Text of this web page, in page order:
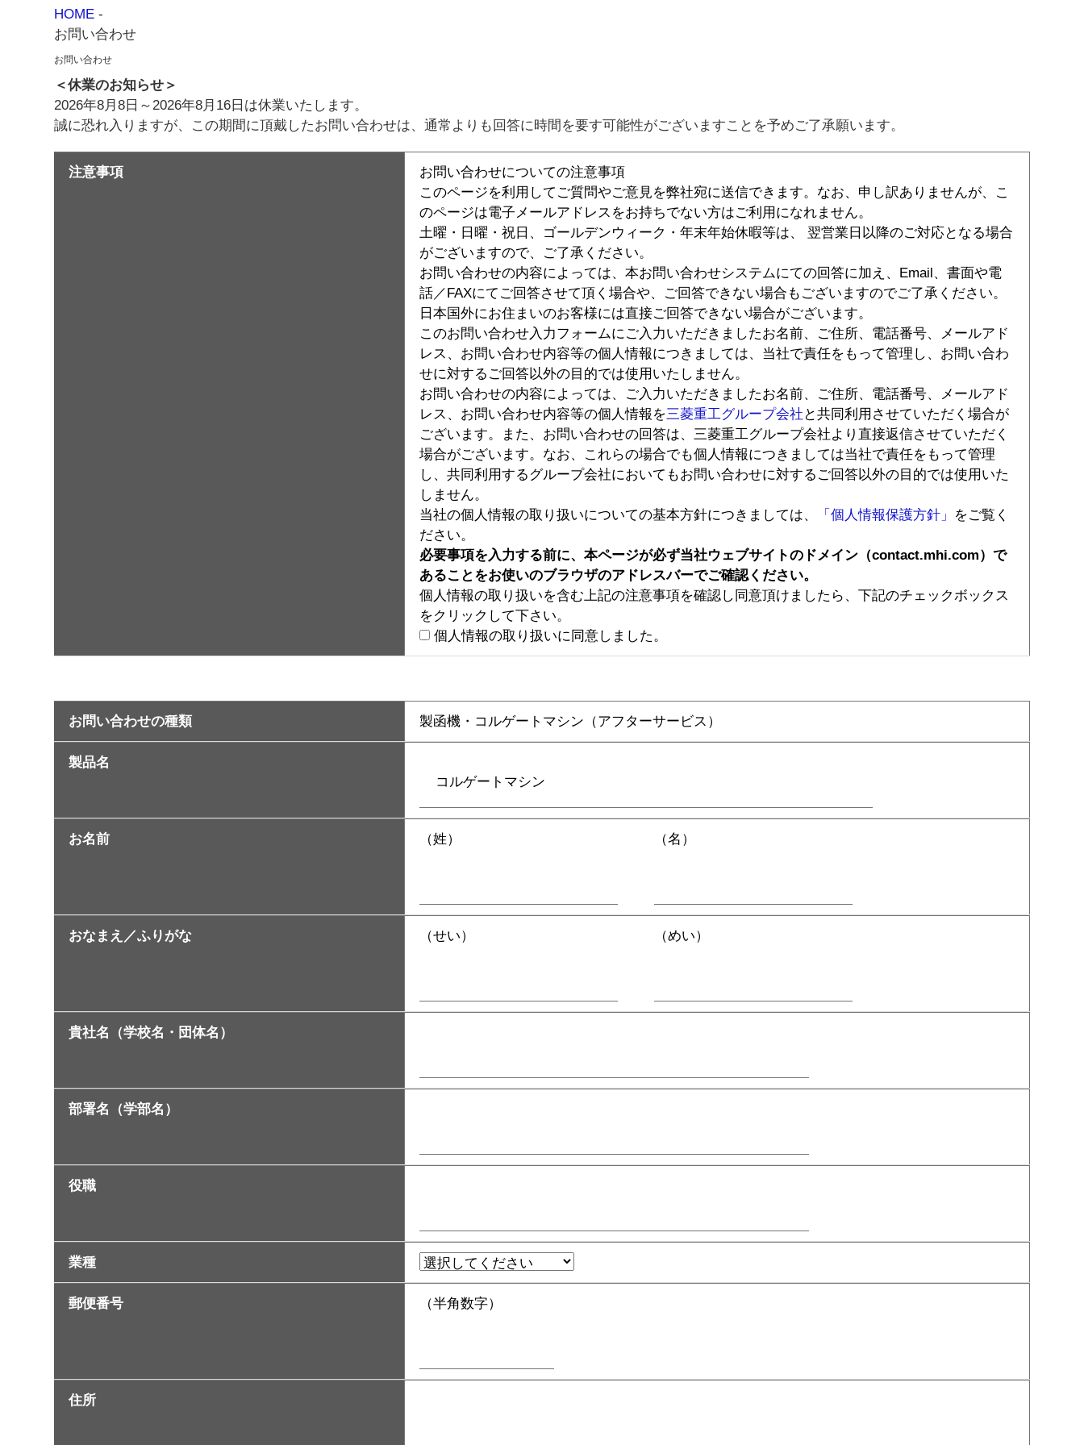
HOME -
お問い合わせ
お問い合わせ
＜休業のお知らせ＞
2026年8月8日～2026年8月16日は休業いたします。
誠に恐れ入りますが、この期間に頂戴したお問い合わせは、通常よりも回答に時間を要す可能性がございますことを予めご了承願います。
注意事項
お問い合わせについての注意事項
このページを利用してご質問やご意見を弊社宛に送信できます。なお、申し訳ありませんが、こ
のページは電子メールアドレスをお持ちでない方はご利用になれません。
土曜・日曜・祝日、ゴールデンウィーク・年末年始休暇等は、 翌営業日以降のご対応となる場合
がございますので、ご了承ください。
お問い合わせの内容によっては、本お問い合わせシステムにての回答に加え、Email、書面や電
話／FAXにてご回答させて頂く場合や、ご回答できない場合もございますのでご了承ください。
日本国外にお住まいのお客様には直接ご回答できない場合がございます。
このお問い合わせ入力フォームにご入力いただきましたお名前、ご住所、電話番号、メールアド
レス、お問い合わせ内容等の個人情報につきましては、当社で責任をもって管理し、お問い合わ
せに対するご回答以外の目的では使用いたしません。
お問い合わせの内容によっては、ご入力いただきましたお名前、ご住所、電話番号、メールアド
レス、お問い合わせ内容等の個人情報を三菱重工グループ会社 と共同利用させていただく場合が
ございます。また、お問い合わせの回答は、三菱重工グループ会社より直接返信させていただく
場合がございます。なお、これらの場合でも個人情報につきましては当社で責任をもって管理
し、共同利用するグループ会社においてもお問い合わせに対するご回答以外の目的では使用いた
しません。
当社の個人情報の取り扱いについての基本方針につきましては、
「個人情報保護方針」
をご覧く
ださい。
必要事項を入力する前に、本ページが必ず当社ウェブサイトのドメイン（contact.mhi.com）で
あることをお使いのブラウザのアドレスバーでご確認ください。
個人情報の取り扱いを含む上記の注意事項を確認し同意頂けましたら、下記のチェックボックス
をクリックして下さい。
個人情報の取り扱いに同意しました。
お問い合わせの種類 製函機・コルゲートマシン（アフターサービス）
製品名
お名前 （姓） （名）
おなまえ／ふりがな （せい） （めい）
貴社名（学校名・団体名）
部署名（学部名）
役職
業種
郵便番号 （半角数字）
住所